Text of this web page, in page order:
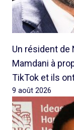
Un résident de
Mamdani à
TikTok et ils
9 août 2026